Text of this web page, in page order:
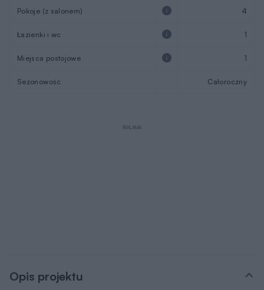
Pokoje (z salonem) 4
Łazienki i wc 1
Miejsca postojowe 1
Sezonowość Całoroczny
REKLAMA
Opis projektu